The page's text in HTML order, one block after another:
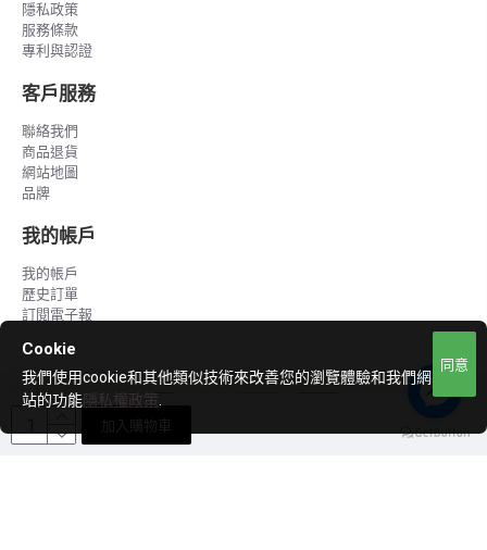
加入購物車
隱私政策
服務條款
專利與認證
客戶服務
聯絡我們
商品退貨
網站地圖
品牌
我的帳戶
我的帳戶
歷史訂單
訂閱電子報
同意
Cookie
我們使用cookie和其他類似技術來改善您的瀏覽體驗和我們網
站的功能隱私權政策